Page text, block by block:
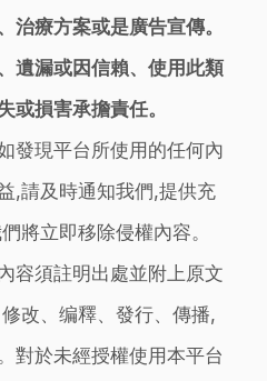
治療方案或是廣告宣傳。
遺漏或因信賴、使用此類
或損害承擔責任。
發現平台所使用的任何內
,請及時通知我們,提供充
將立即移除侵權內容。
容須註明出處並附上原文
改、编釋、發行、傳播,
對於未經授權使用本平台